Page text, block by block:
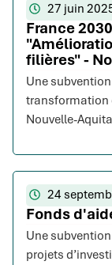
27 juin
France
filières" -
Une
transformation
Nouvelle-
24
Fonds
Une
projets